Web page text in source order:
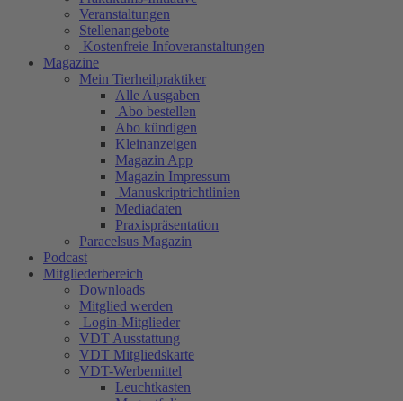
Veranstaltungen
Stellenangebote
Kostenfreie Infoveranstaltungen
Magazine
Mein Tierheilpraktiker
Alle Ausgaben
Abo bestellen
Abo kündigen
Kleinanzeigen
Magazin App
Magazin Impressum
Manuskriptrichtlinien
Mediadaten
Praxispräsentation
Paracelsus Magazin
Podcast
Mitgliederbereich
Downloads
Mitglied werden
Login-Mitglieder
VDT Ausstattung
VDT Mitgliedskarte
VDT-Werbemittel
Leuchtkasten